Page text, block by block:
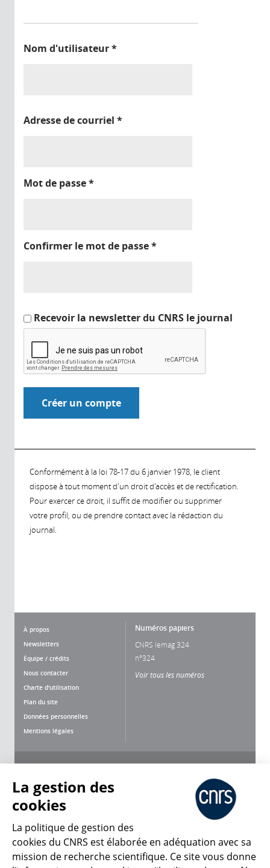
Nom d'utilisateur*
Adresse de courriel *
Mot de passe*
Confirmer le mot de passe*
Recevoir la newsletter du CNRS le journal
Conformément à la loi 78-17 du 6 janvier 1978, le client
dispose à tout moment d'un droit d'accès et de rectification.
Pour exercer ce droit, il suffit de modifier ou supprimer
votre profil, ou de prendre contact avec la rédaction du
journal.
À propos
Newsletters
Équipe / crédits
Nous contacter
Charte d'utilisation
Plan du site
Données personnelles
Mentions légales
Numéros papiers
CNRS lemag 324
n°324
Voir tous les numéros
CNRS Le Mag
La gestion des
cookies
La politique de gestion des
cookies du CNRS est élaborée en adéquation avec sa
mission de recherche scientifique. Ce site vous donne